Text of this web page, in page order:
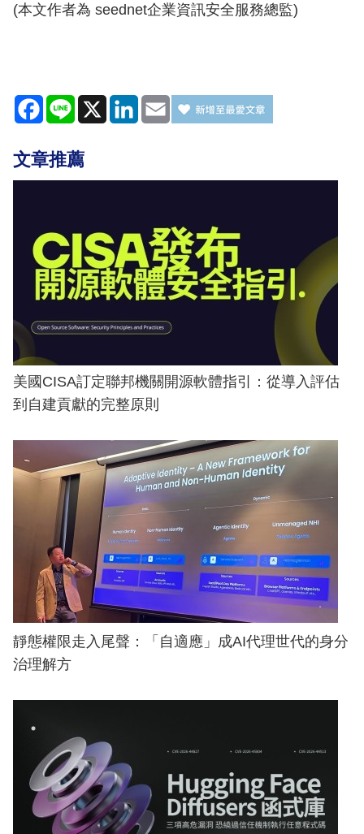
(本文作者為 seednet企業資訊安全服務總監)
Facebook
Line X LinkedIn
Email
文章推薦
美國CISA訂定聯邦機關開源軟體指引：從導入評估
到自建貢獻的完整原則
靜態權限走入尾聲：「自適應」成AI代理世代的身分
治理解方